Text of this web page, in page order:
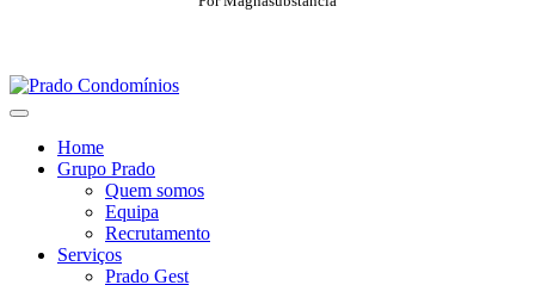
Home
Grupo Prado
Quem somos
Equipa
Recrutamento
Serviços
Prado Gest